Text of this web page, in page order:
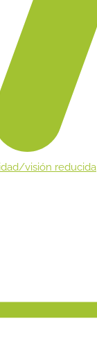
visión reducida